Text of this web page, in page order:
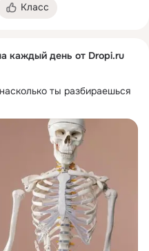
Класс
каждый день от Dropi.ru
ты разбираешься